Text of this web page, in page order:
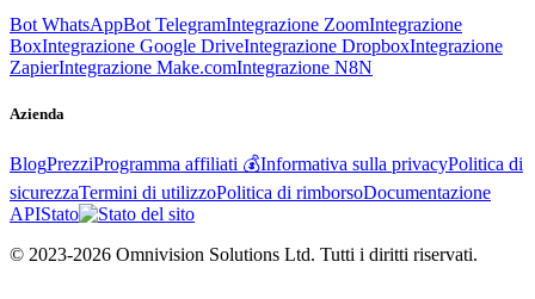
Bot WhatsAppBot TelegramIntegrazione ZoomIntegrazione
BoxIntegrazione Google DriveIntegrazione DropboxIntegrazione
ZapierIntegrazione Make.comIntegrazione N8N
Azienda
BlogPrezziProgramma affiliati 💰Informativa sulla privacyPolitica di
sicurezzaTermini di utilizzoPolitica di rimborsoDocumentazione
APIStato
© 2023-2026 Omnivision Solutions Ltd. Tutti i diritti riservati.